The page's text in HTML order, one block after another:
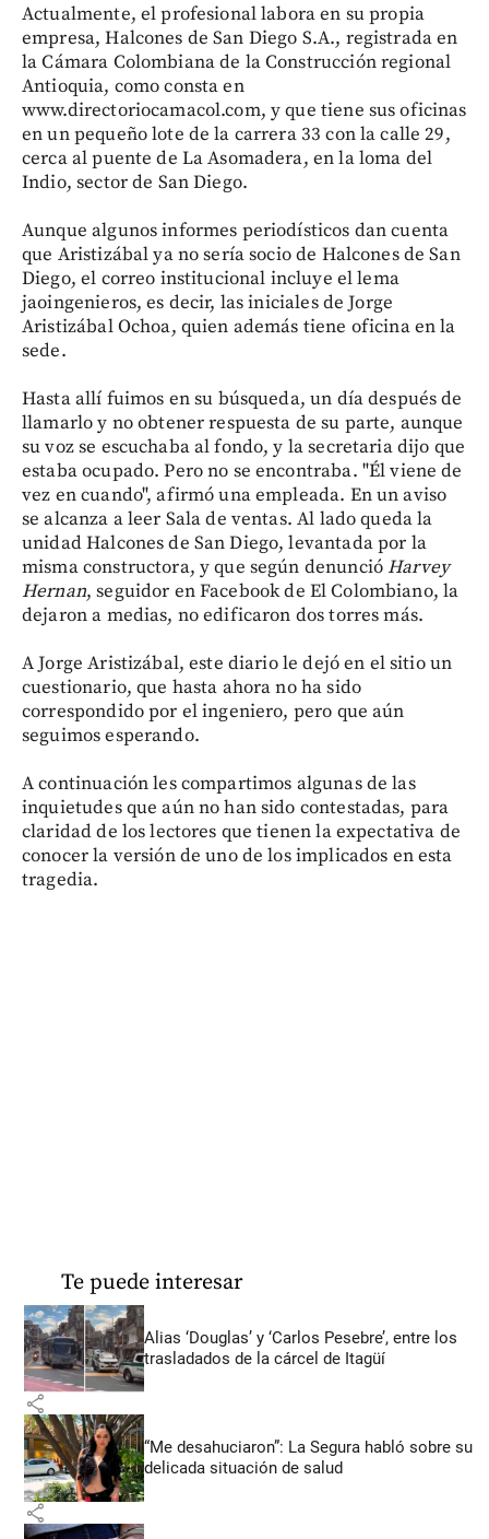
Actualmente, el profesional labora en su propia
empresa, Halcones de San Diego S.A., registrada en
la Cámara Colombiana de la Construcción regional
Antioquia, como consta en
www.directoriocamacol.com, y que tiene sus oficinas
en un pequeño lote de la carrera 33 con la calle 29,
cerca al puente de La Asomadera, en la loma del
Indio, sector de San Diego.
Aunque algunos informes periodísticos dan cuenta
que Aristizábal ya no sería socio de Halcones de San
Diego, el correo institucional incluye el lema
jaoingenieros, es decir, las iniciales de Jorge
Aristizábal Ochoa, quien además tiene oficina en la
sede.
Hasta allí fuimos en su búsqueda, un día después de
llamarlo y no obtener respuesta de su parte, aunque
su voz se escuchaba al fondo, y la secretaria dijo que
estaba ocupado. Pero no se encontraba. "Él viene de
vez en cuando", afirmó una empleada. En un aviso
se alcanza a leer Sala de ventas. Al lado queda la
unidad Halcones de San Diego, levantada por la
misma constructora, y que según denuncióHarvey
Hernan, seguidor en Facebook de El Colombiano, la
dejaron a medias, no edificaron dos torres más.
A Jorge Aristizábal, este diario le dejó en el sitio un
cuestionario, que hasta ahora no ha sido
correspondido por el ingeniero, pero que aún
seguimos esperando.
A continuación les compartimos algunas de las
inquietudes que aún no han sido contestadas, para
claridad de los lectores que tienen la expectativa de
conocer la versión de uno de los implicados en esta
tragedia.
Te puede interesar
Alias ‘Douglas’ y ‘Carlos Pesebre’, entre los
trasladados de la cárcel de Itagüí
share
“Me desahuciaron”: La Segura habló sobre su
delicada situación de salud
share